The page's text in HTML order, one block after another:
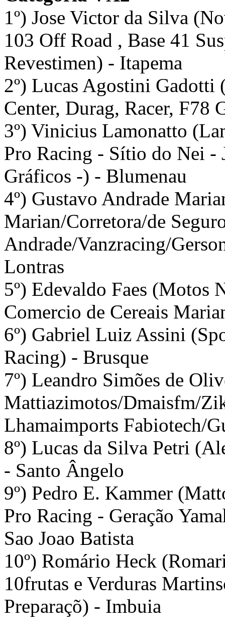
1º) Jose Victor da Silva
103 Off Road , Base 41
Revestimen) - Itapema
2º) Lucas Agostini
Center, Durag, Racer, F78
3º) Vinicius Lamonatto
Pro Racing - Sítio do Nei
Gráficos -) - Blumenau
4º) Gustavo Andrade
Marian/Corretora/de
Andrade/Vanzracing/
Lontras
5º) Edevaldo Faes (Motos
Comercio de Cereais
6º) Gabriel Luiz Assini
Racing) - Brusque
7º) Leandro Simões de
Mattiazimotos/Dmaisfm/
Lhamaimports Fabiotech/
8º) Lucas da Silva Petri
- Santo Ângelo
9º) Pedro E. Kammer
Pro Racing - Geração
Sao Joao Batista
10º) Romário Heck
10frutas e Verduras
Preparaçõ) - Imbuia